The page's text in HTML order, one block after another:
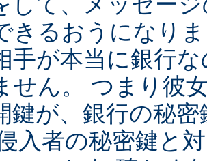
きるおうになり
手が本当に銀行
せん。 つまり彼
鍵が、銀行の秘
入者の秘密鍵と